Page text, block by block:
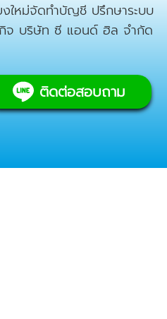
งใหม่จัดทำบัญชี ปรึกษาระบบ
จ บริษัท ซี แอนด์ ฮิล จำกัด
ติดต่อสอบถาม